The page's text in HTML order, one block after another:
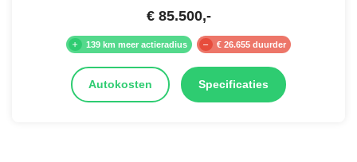
€ 85.500,-
139 km meer actieradius € 26.655 duurder
Autokosten Specificaties